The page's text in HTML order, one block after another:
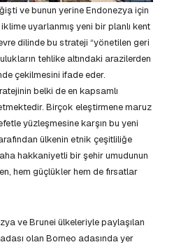
ve bunun yerine Endonezya için
uyarlanmış yeni bir planlı kent
dilinde bu strateji “yönetilen geri
tehlike altındaki arazilerden
çekilmesini ifade eder.
belki de en kapsamlı
Birçok eleştirmene maruz
yüzleşmesine karşın bu yeni
ülkenin etnik çeşitliliğe
hakkaniyetli bir şehir umudunun
hem güçlükler hem de fırsatlar
ve Brunei ülkeleriyle paylaşılan
olan Borneo adasında yer